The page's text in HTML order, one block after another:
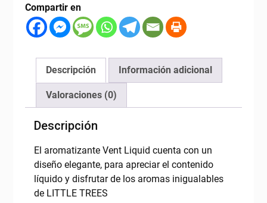
Compartir en
Descripción Información adicional
Valoraciones (0)
Descripción
El aromatizante Vent Liquid cuenta con un
diseño elegante, para apreciar el contenido
líquido y disfrutar de los aromas inigualables
de LITTLE TREES